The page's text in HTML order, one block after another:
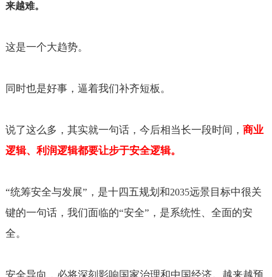
来越难。
这是一个大趋势。
同时也是好事，逼着我们补齐短板。
说了这么多，其实就一句话，今后相当长一段时间， 商业
逻辑、利润逻辑都要让步于安全逻辑。
“统筹安全与发展”，是十四五规划和2035远景目标中很关
键的一句话，我们面临的“安全”，是系统性、全面的安
全。